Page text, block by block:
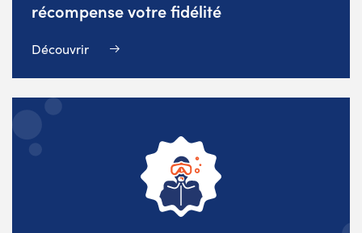
récompense votre fidélité
Découvrir